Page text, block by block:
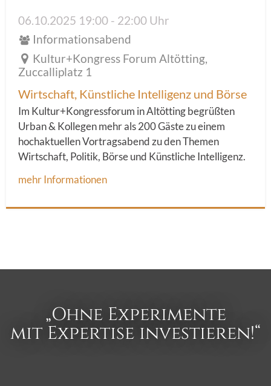
06.10.2025 19:00 - 22:00 Uhr
Informationsabend
Kultur+Kongress Forum Altötting,
Zuccalliplatz 1
Wirtschaft, Künstliche Intelligenz und Börse
Im Kultur+Kongressforum in Altötting begrüßten
Urban & Kollegen mehr als 200 Gäste zu einem
hochaktuellen Vortragsabend zu den Themen
Wirtschaft, Politik, Börse und Künstliche Intelligenz.
mehr Informationen
„Ohne Experimente
mit Expertise investieren!“